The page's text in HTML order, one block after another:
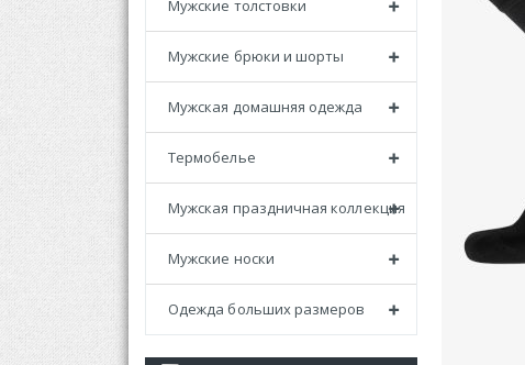
Мужские толстовки
Мужские брюки и шорты
Мужская домашняя одежда
Термобелье
Мужская праздничная коллекция
Мужские носки
Одежда больших размеров